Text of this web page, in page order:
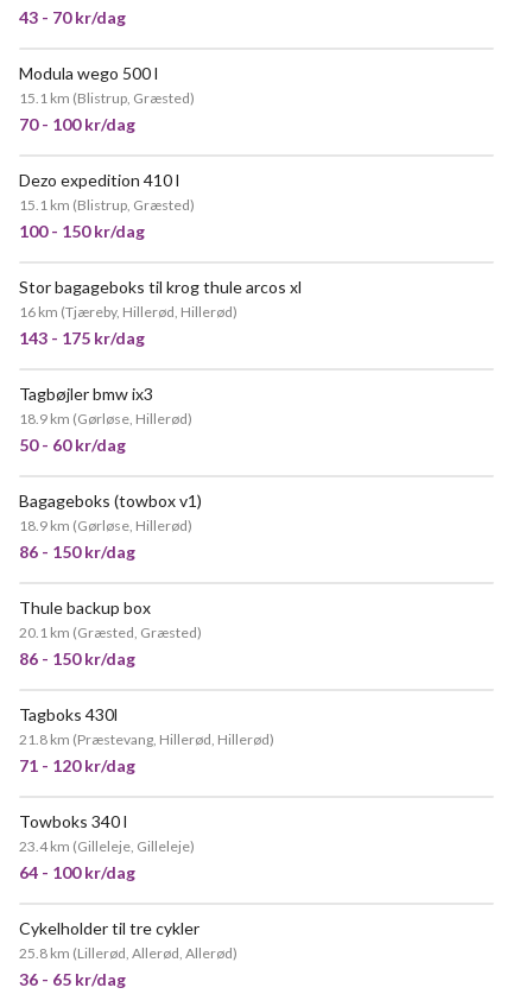
43 - 70 kr/dag
Modula wego 500 l
15.1 km (Blistrup, Græsted)
70 - 100 kr/dag
Dezo expedition 410 l
15.1 km (Blistrup, Græsted)
100 - 150 kr/dag
Stor bagageboks til krog thule arcos xl
16 km (Tjæreby, Hillerød, Hillerød)
143 - 175 kr/dag
Tagbøjler bmw ix3
18.9 km (Gørløse, Hillerød)
50 - 60 kr/dag
Bagageboks (towbox v1)
18.9 km (Gørløse, Hillerød)
86 - 150 kr/dag
Thule backup box
20.1 km (Græsted, Græsted)
86 - 150 kr/dag
Tagboks 430l
21.8 km (Præstevang, Hillerød, Hillerød)
71 - 120 kr/dag
Towboks 340 l
23.4 km (Gilleleje, Gilleleje)
64 - 100 kr/dag
Cykelholder til tre cykler
25.8 km (Lillerød, Allerød, Allerød)
36 - 65 kr/dag